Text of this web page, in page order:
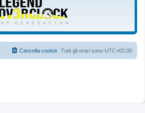
Tutti gli orari sono UTC+02:00
Cancella cookie